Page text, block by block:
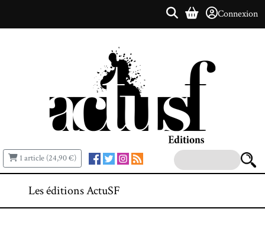
Connexion
1 article (24,90 €)
Les éditions ActuSF